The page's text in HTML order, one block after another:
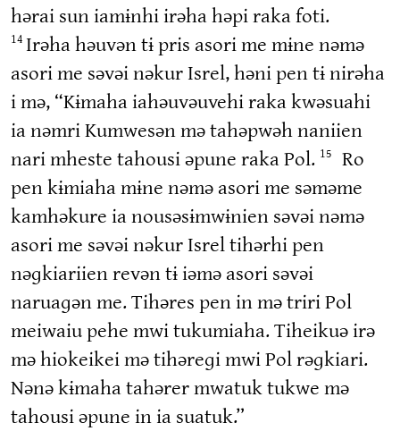
hərai sun iamɨnhi irəha həpi raka foti.
14 Irəha həuvən tɨ pris asori me mɨne nəmə
asori me səvəi nəkur Isrel, həni pen tɨ nirəha
i mə, “Kɨmaha iahəuvəuvehi raka kwəsuahi
ia nəmri Kumwesən mə tahəpwəh naniien
nari mheste tahousi əpune raka Pol. 15
Ro
pen kɨmiaha mɨne nəmə asori me səməme
kamhəkure ia nousəsɨmwɨnien səvəi nəmə
asori me səvəi nəkur Isrel tihərhi pen
nəɡkiariien revən tɨ iəmə asori səvəi
naruaɡən me. Tihəres pen in mə triri Pol
meiwaiu pehe mwi tukumiaha. Tiheikuə irə
mə hiokeikei mə tihəreɡi mwi Pol rəɡkiari.
Nənə kɨmaha tahərer mwatuk tukwe mə
tahousi əpune in ia suatuk.”